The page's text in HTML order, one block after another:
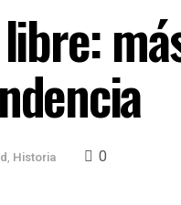
, Historia 0